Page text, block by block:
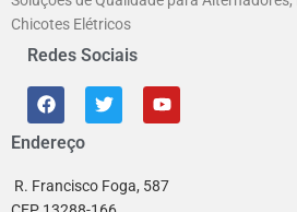
Chicotes Elétricos
Redes Sociais
Endereço
R. Francisco Foga, 587